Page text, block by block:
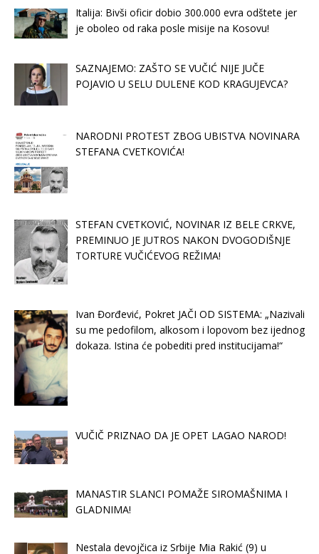
Italija: Bivši oficir dobio 300.000 evra odštete jer
je oboleo od raka posle misije na Kosovu!
SAZNAJEMO: ZAŠTO SE VUČIĆ NIJE JUČE
POJAVIO U SELU DULENE KOD KRAGUJEVCA?
NARODNI PROTEST ZBOG UBISTVA NOVINARA
STEFANA CVETKOVIĆA!
STEFAN CVETKOVIĆ, NOVINAR IZ BELE CRKVE,
PREMINUO JE JUTROS NAKON DVOGODIŠNJE
TORTURE VUČIĆEVOG REŽIMA!
Ivan Đorđević, Pokret JAČI OD SISTEMA: „Nazivali
su me pedofilom, alkosom i lopovom bez ijednog
dokaza. Istina će pobediti pred institucijama!“
VUČIČ PRIZNAO DA JE OPET LAGAO NAROD!
MANASTIR SLANCI POMAŽE SIROMAŠNIMA I
GLADNIMA!
Nestala devojčica iz Srbije Mia Rakić (9) u